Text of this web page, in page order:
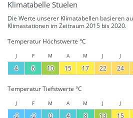
Klimatabelle Stuelen
Die Werte unserer Klimatabellen basieren
Klimastationen im Zeitraum 2015 bis 2020.
Temperatur Höchstwerte °C
J F M A M J J
4 6 10 15 17 22 24
Temperatur Tiefstwerte °C
J F M A M J J
-2 -2 0 4 8 13 15